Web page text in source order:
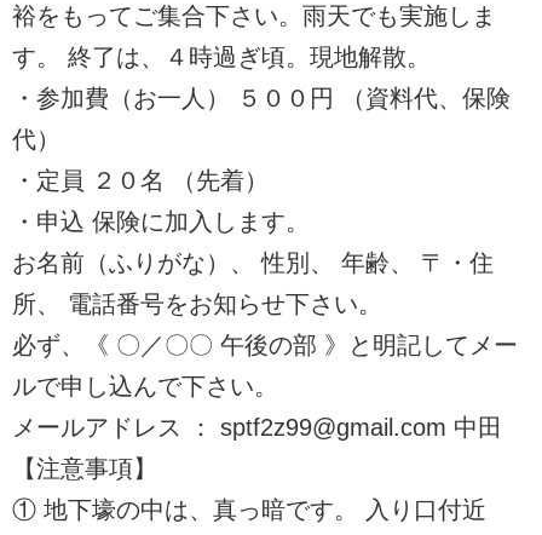
裕をもってご集合下さい。雨天でも実施しま
す。 終了は、４時過ぎ頃。現地解散。
・参加費（お一人） ５００円 （資料代、保険
代）
・定員 ２０名 （先着）
・申込 保険に加入します。
お名前（ふりがな）、 性別、 年齢、 〒・住
所、 電話番号をお知らせ下さい。
必ず、《 〇／〇〇 午後の部 》と明記してメー
ルで申し込んで下さい。
メールアドレス ： sptf2z99@gmail.com 中田
【注意事項】
① 地下壕の中は、真っ暗です。 入り口付近